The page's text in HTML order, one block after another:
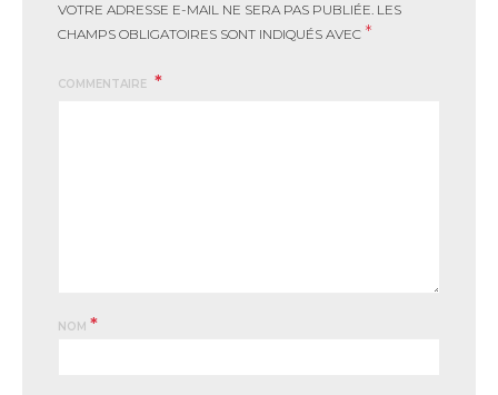
VOTRE ADRESSE E-MAIL NE SERA PAS PUBLIÉE. LES
CHAMPS OBLIGATOIRES SONT INDIQUÉS AVEC *
COMMENTAIRE
NOM *